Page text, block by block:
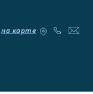
на карте